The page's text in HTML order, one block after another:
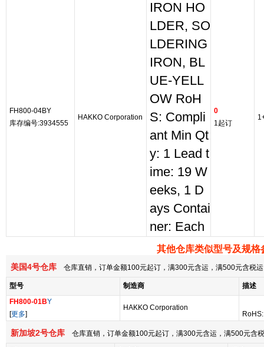
FH800-04BY
库存编号:3934555
HAKKO Corporation
IRON HO
LDER, SO
LDERING
IRON, BL
UE-YELL
OW RoH
S: Compli
ant Min Qt
y: 1 Lead t
ime: 19 W
eeks, 1 D
ays Contai
ner: Each
0
1起订
其他仓库类似型号及规格
美国4号仓库 仓库直销，订单金额100元起订，满300元含运，满500元含税
型号 制造商
描述
FH800-01BY
[更多]
HAKKO Corporation
新加坡2号仓库 仓库直销，订单金额100元起订，满300元含运，满500元含